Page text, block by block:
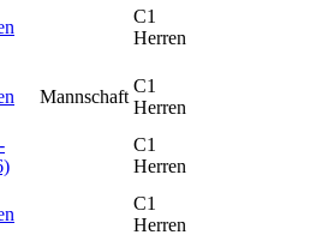
C1
Herren
Mannschaft
C1
Herren
C1
Herren
C1
Herren